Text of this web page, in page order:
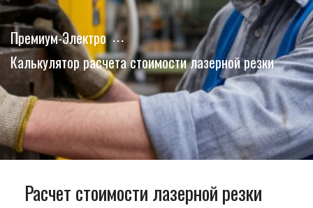
Премиум-Электро
Калькулятор расчета стоимости лазерной резки
Расчет стоимости лазерной резки